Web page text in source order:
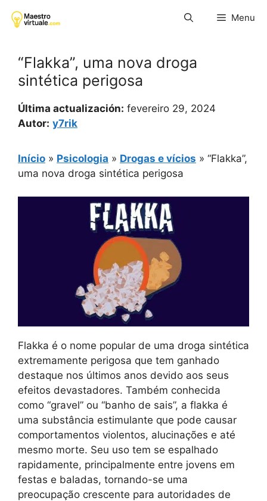
para
Menu
“Flakka”, uma nova droga
sintética perigosa
Última actualización: fevereiro 29, 2024
Autor: y7rik
Início » Psicologia » Drogas e vícios » “Flakka”,
uma nova droga sintética perigosa
Flakka é o nome popular de uma droga sintética
extremamente perigosa que tem ganhado
destaque nos últimos anos devido aos seus
efeitos devastadores. Também conhecida
como “gravel” ou “banho de sais”, a flakka é
uma substância estimulante que pode causar
comportamentos violentos, alucinações e até
mesmo morte. Seu uso tem se espalhado
rapidamente, principalmente entre jovens em
festas e baladas, tornando-se uma
preocupação crescente para autoridades de